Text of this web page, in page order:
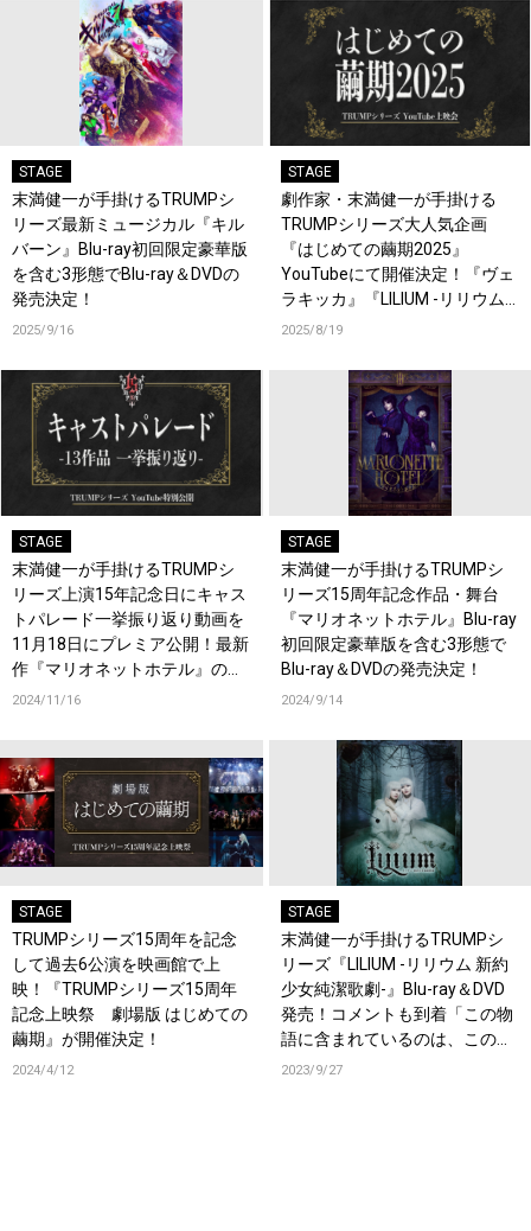
STAGE
末満健一が手掛けるTRUMPシ
リーズ最新ミュージカル『キル
バーン』Blu-ray初回限定豪華版
を含む3形態でBlu-ray＆DVDの
発売決定！
2025/9/16
STAGE
劇作家・末満健一が手掛ける
TRUMPシリーズ大人気企画
『はじめての繭期2025』
YouTubeにて開催決定！『ヴェ
ラキッカ』『LILIUM -リリウム
新約少女純潔歌劇-』も！
2025/8/19
STAGE
末満健一が手掛けるTRUMPシ
リーズ上演15年記念日にキャス
トパレード一挙振り返り動画を
11月18日にプレミア公開！最新
作『マリオネットホテル』の映
像も初公開！
2024/11/16
STAGE
末満健一が手掛けるTRUMPシ
リーズ15周年記念作品・舞台
『マリオネットホテル』Blu-ray
初回限定豪華版を含む3形態で
Blu-ray＆DVDの発売決定！
2024/9/14
STAGE
TRUMPシリーズ15周年を記念
して過去6公演を映画館で上
映！『TRUMPシリーズ15周年
記念上映祭 劇場版 はじめての
繭期』が開催決定！
2024/4/12
STAGE
末満健一が手掛けるTRUMPシ
リーズ『LILIUM -リリウム 新約
少女純潔歌劇-』Blu-ray＆DVD
発売！コメントも到着「この物
語に含まれているのは、この世
を生き抜くために必要な絶望」
2023/9/27